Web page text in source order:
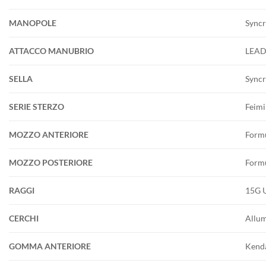
MANOPOLE
ATTACCO MANUBRIO
SELLA
SERIE STERZO
MOZZO ANTERIORE
MOZZO POSTERIORE
RAGGI 15G
CERCHI
GOMMA ANTERIORE